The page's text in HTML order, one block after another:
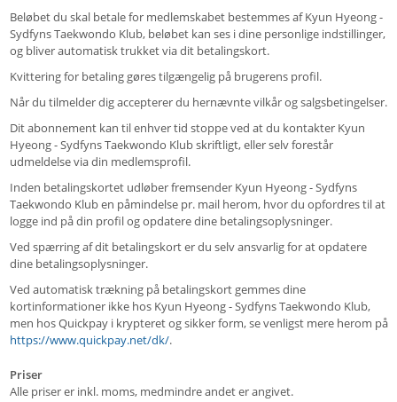
Beløbet du skal betale for medlemskabet bestemmes af Kyun Hyeong -
Sydfyns Taekwondo Klub, beløbet kan ses i dine personlige indstillinger,
og bliver automatisk trukket via dit betalingskort.
Kvittering for betaling gøres tilgængelig på brugerens profil.
Når du tilmelder dig accepterer du hernævnte vilkår og salgsbetingelser.
Dit abonnement kan til enhver tid stoppe ved at du kontakter Kyun
Hyeong - Sydfyns Taekwondo Klub skriftligt, eller selv forestår
udmeldelse via din medlemsprofil.
Inden betalingskortet udløber fremsender Kyun Hyeong - Sydfyns
Taekwondo Klub en påmindelse pr. mail herom, hvor du opfordres til at
logge ind på din profil og opdatere dine betalingsoplysninger.
Ved spærring af dit betalingskort er du selv ansvarlig for at opdatere
dine betalingsoplysninger.
Ved automatisk trækning på betalingskort gemmes dine
kortinformationer ikke hos Kyun Hyeong - Sydfyns Taekwondo Klub,
men hos Quickpay i krypteret og sikker form, se venligst mere herom på
https://www.quickpay.net/dk/.
Priser
Alle priser er inkl. moms, medmindre andet er angivet.